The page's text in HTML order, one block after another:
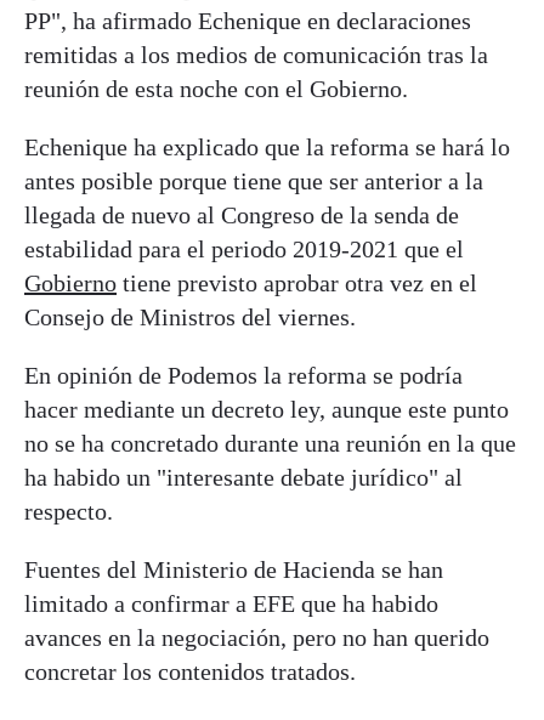
PP", ha afirmado Echenique en declaraciones
remitidas a los medios de comunicación tras la
reunión de esta noche con el Gobierno.
Echenique ha explicado que la reforma se hará lo
antes posible porque tiene que ser anterior a la
llegada de nuevo al Congreso de la senda de
estabilidad para el periodo 2019-2021 que el
Gobierno tiene previsto aprobar otra vez en el
Consejo de Ministros del viernes.
En opinión de Podemos la reforma se podría
hacer mediante un decreto ley, aunque este punto
no se ha concretado durante una reunión en la que
ha habido un "interesante debate jurídico" al
respecto.
Fuentes del Ministerio de Hacienda se han
limitado a confirmar a EFE que ha habido
avances en la negociación, pero no han querido
concretar los contenidos tratados.